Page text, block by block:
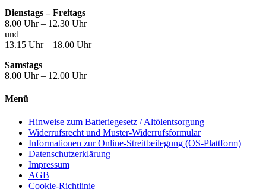
Dienstags – Freitags
8.00 Uhr – 12.30 Uhr
und
13.15 Uhr – 18.00 Uhr
Samstags
8.00 Uhr – 12.00 Uhr
Menü
Hinweise zum Batteriegesetz / Altölentsorgung
Widerrufsrecht und Muster-Widerrufsformular
Informationen zur Online-Streitbeilegung (OS-Plattform)
Datenschutzerklärung
Impressum
AGB
Cookie-Richtlinie